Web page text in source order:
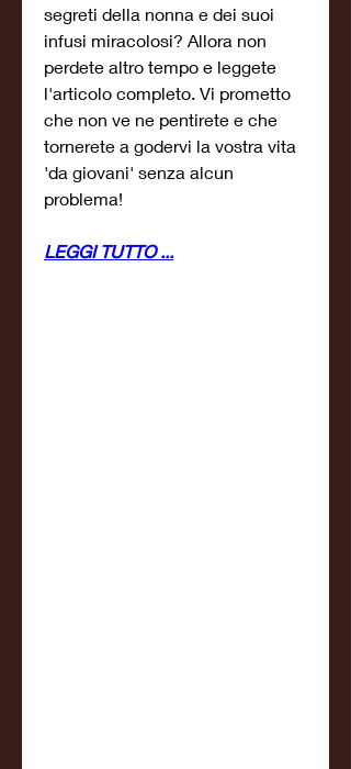
segreti della nonna e dei suoi
infusi miracolosi? Allora non
perdete altro tempo e leggete
l'articolo completo. Vi prometto
che non ve ne pentirete e che
tornerete a godervi la vostra vita
'da giovani' senza alcun
problema!
LEGGI TUTTO ...